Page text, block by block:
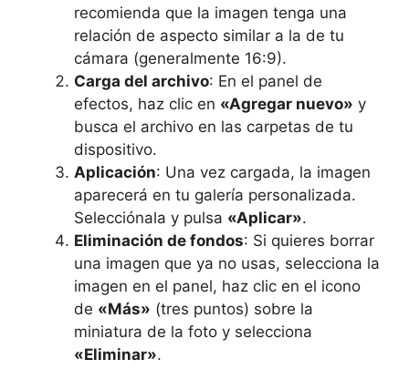
recomienda que la imagen tenga una
relación de aspecto similar a la de tu
cámara (generalmente 16:9).
Carga del archivo: En el panel de
efectos, haz clic en «Agregar nuevo» y
busca el archivo en las carpetas de tu
dispositivo.
Aplicación: Una vez cargada, la imagen
aparecerá en tu galería personalizada.
Selecciónala y pulsa «Aplicar».
Eliminación de fondos: Si quieres borrar
una imagen que ya no usas, selecciona la
imagen en el panel, haz clic en el icono
de «Más» (tres puntos) sobre la
miniatura de la foto y selecciona
«Eliminar».